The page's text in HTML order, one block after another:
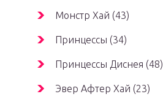
Монстр Хай (43)
Принцессы (34)
Принцессы Диснея (48)
Эвер Афтер Хай (23)